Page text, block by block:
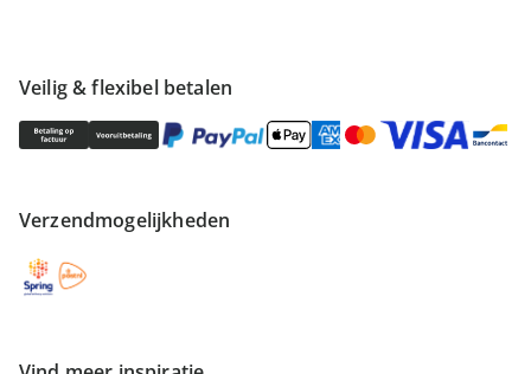
Veilig & flexibel betalen
Verzendmogelijkheden